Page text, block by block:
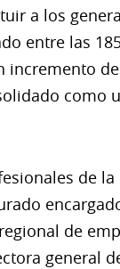
a los
entre las
de
de
general